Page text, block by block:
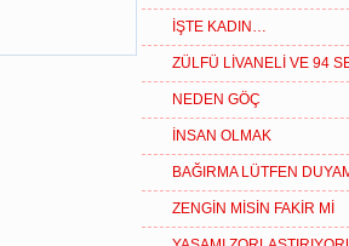
İŞTE KADIN…
ZÜLFÜ LİVANELİ VE 94
NEDEN GÖÇ
İNSAN OLMAK
BAĞIRMA LÜTFEN
ZENGİN MİSİN FAKİR Mİ